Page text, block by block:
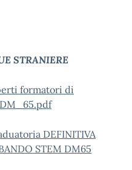
STRANIERE
formatori di
DEFINITIVA
STEM DM65